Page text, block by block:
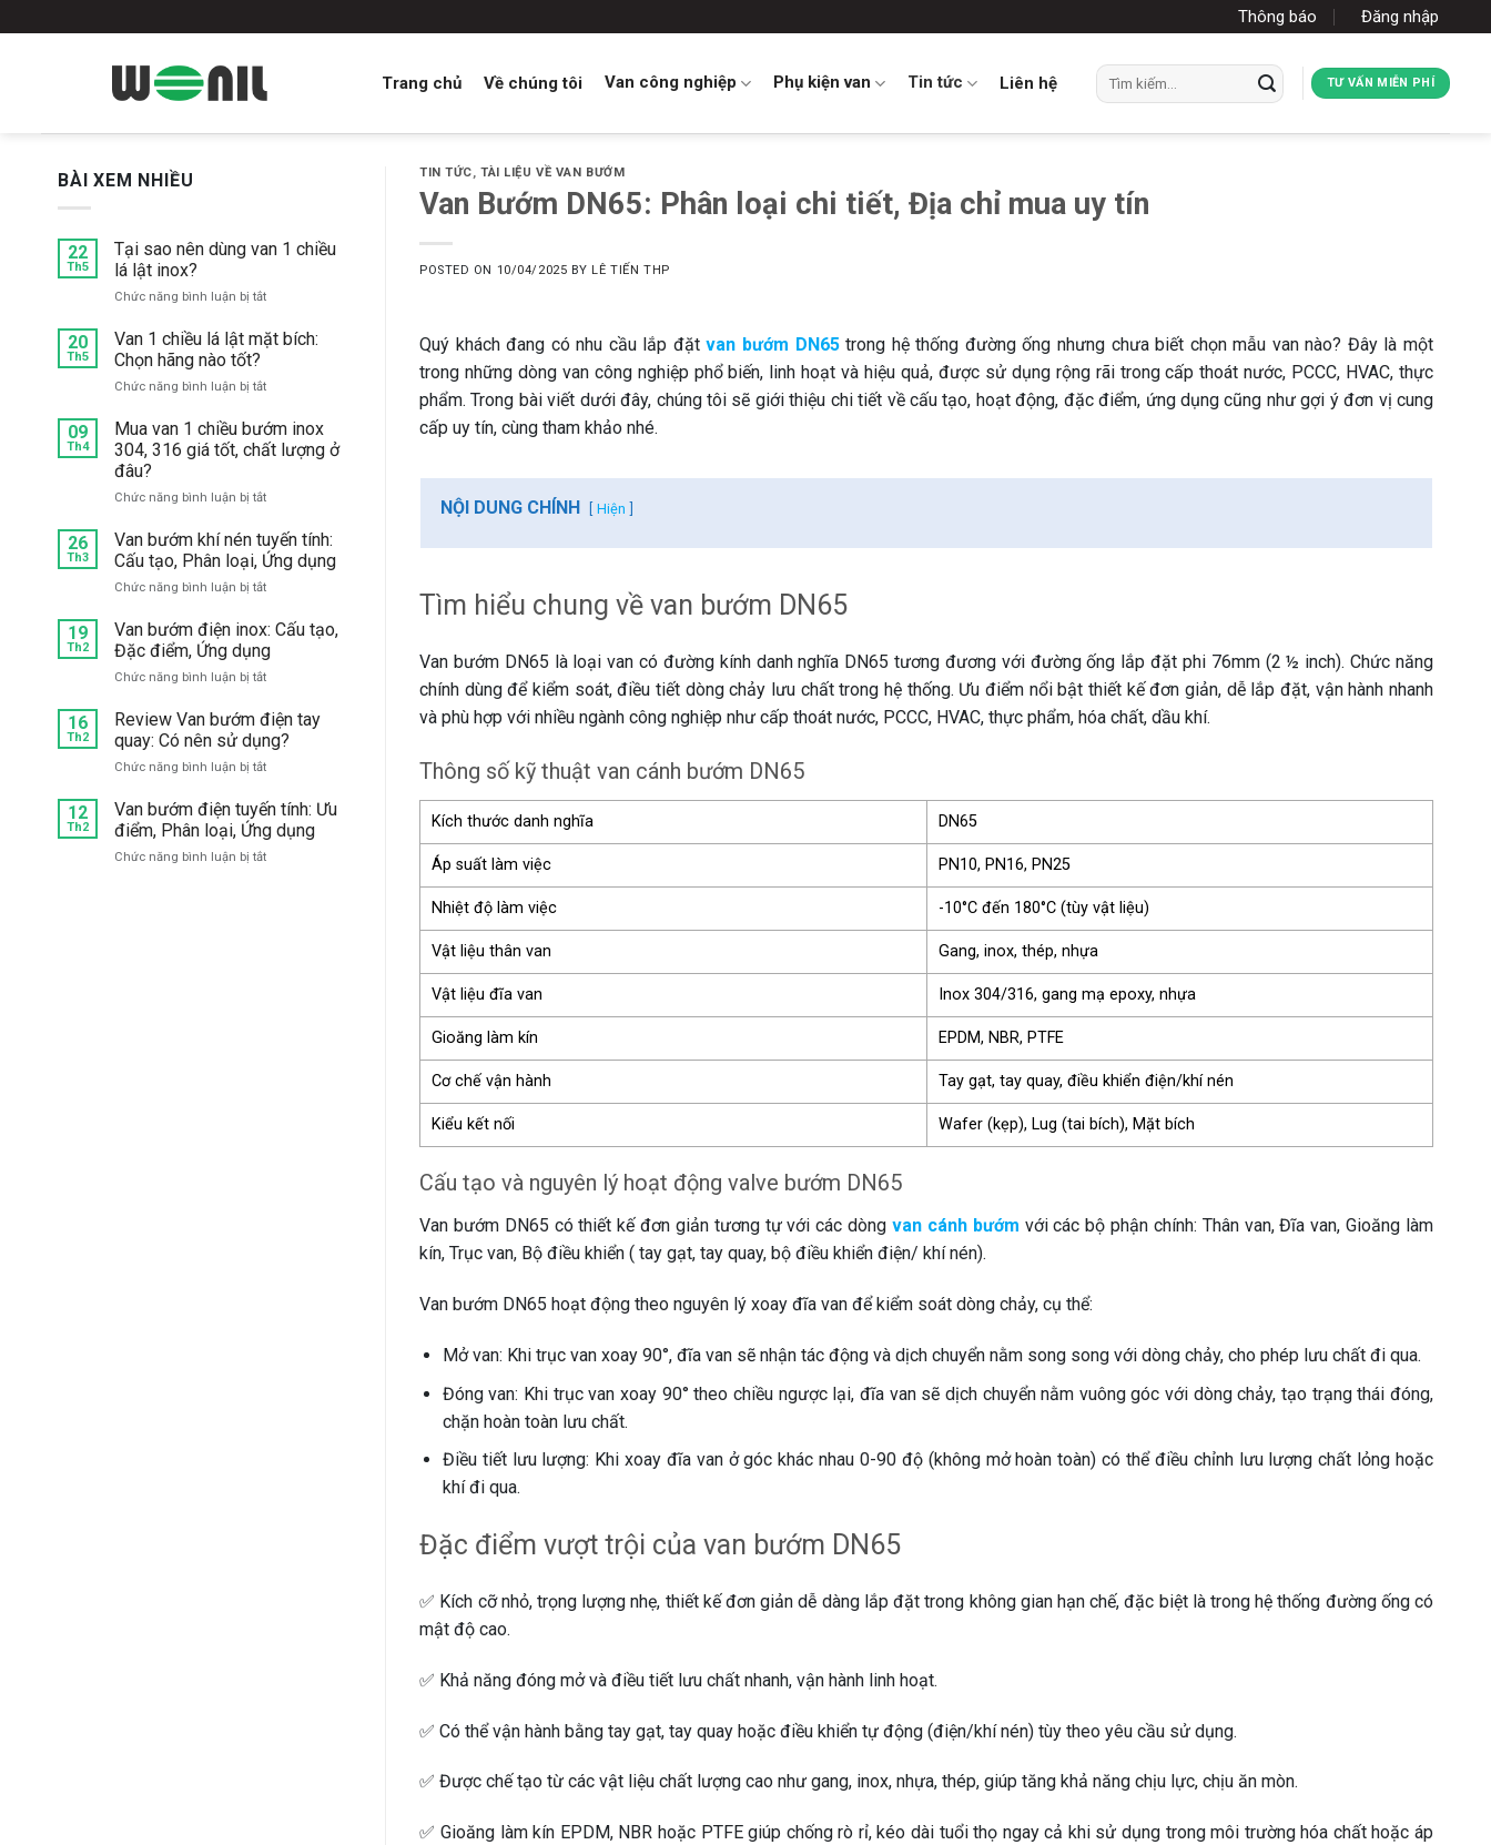
to
Thông báo Đăng nhập
Trang chủ Về chúng tôi Van công nghiệp Phụ kiện van Tin tức Liên hệ
Tìm
kiếm:
TƯ VẤN MIỄN PHÍ
BÀI XEM NHIỀU
22
Th5
Tại sao nên dùng van 1 chiều
lá lật inox?
Chức năng bình luận bị tắtở
sao
nên
van
chiều
lá
20
Th5
Van 1 chiều lá lật mặt bích:
Chọn hãng nào tốt?
Chức năng bình luận bị tắtở
1
chiều
lá
mặt
Chọn
hãng
nào
tốt?
09
Th4
Mua van 1 chiều bướm inox
304, 316 giá tốt, chất lượng ở
đâu?
Chức năng bình luận bị tắtở
van
1
chiều
bướm
304,
316
tốt,
lượng
ở
26
Th3
Van bướm khí nén tuyến tính:
Cấu tạo, Phân loại, Ứng dụng
Chức năng bình luận bị tắtở
bướm
nén
tuyến
Cấu
tạo,
loại,
dụng
19
Th2
Van bướm điện inox: Cấu tạo,
Đặc điểm, Ứng dụng
Chức năng bình luận bị tắtở
bướm
điện
inox:
Cấu
Đặc
điểm,
dụng
16
Th2
Review Van bướm điện tay
quay: Có nên sử dụng?
Chức năng bình luận bị tắtở
Van
bướm
điện
tay
12
Th2
Van bướm điện tuyến tính: Ưu
điểm, Phân loại, Ứng dụng
Chức năng bình luận bị tắtở
TIN TỨC,TÀI LIỆU VỀ VAN BƯỚM
Van Bướm DN65: Phân loại chi tiết, Địa chỉ mua uy tín
POSTED ON 10/04/2025 BY LÊ TIẾN THP
Quý khách đang có nhu cầu lắp đặtvan bướm DN65trong hệ thống đường ống nhưng chưa biết chọn mẫu van nào? Đây là một
trong những dòng van công nghiệp phổ biến, linh hoạt và hiệu quả, được sử dụng rộng rãi trong cấp thoát nước, PCCC, HVAC, thực
phẩm. Trong bài viết dưới đây, chúng tôi sẽ giới thiệu chi tiết về cấu tạo, hoạt động, đặc điểm, ứng dụng cũng như gợi ý đơn vị cung
cấp uy tín, cùng tham khảo nhé.
NỘI DUNG CHÍNH Hiện
Tìm hiểu chung về van bướm DN65
Van bướm DN65 là loại van có đường kính danh nghĩa DN65 tương đương với đường ống lắp đặt phi 76mm (2 ½ inch). Chức năng
chính dùng để kiểm soát, điều tiết dòng chảy lưu chất trong hệ thống. Ưu điểm nổi bật thiết kế đơn giản, dễ lắp đặt, vận hành nhanh
và phù hợp với nhiều ngành công nghiệp như cấp thoát nước, PCCC, HVAC, thực phẩm, hóa chất, dầu khí.
Thông số kỹ thuật van cánh bướm DN65
Kích thước danh nghĩa DN65
Áp suất làm việc PN10, PN16, PN25
Nhiệt độ làm việc -10°C đến 180°C (tùy vật liệu)
Vật liệu thân van Gang, inox, thép, nhựa
Vật liệu đĩa van Inox 304/316, gang mạ epoxy, nhựa
Gioăng làm kín EPDM, NBR, PTFE
Cơ chế vận hành Tay gạt, tay quay, điều khiển điện/khí nén
Kiểu kết nối Wafer (kẹp), Lug (tai bích), Mặt bích
Cấu tạo và nguyên lý hoạt động valve bướm DN65
Van bướm DN65 có thiết kế đơn giản tương tự với các dòng van cánh bướm với các bộ phận chính: Thân van, Đĩa van, Gioăng làm
kín, Trục van, Bộ điều khiển ( tay gạt, tay quay, bộ điều khiển điện/ khí nén).
Van bướm DN65 hoạt động theo nguyên lý xoay đĩa van để kiểm soát dòng chảy, cụ thể:
Mở van: Khi trục van xoay 90°, đĩa van sẽ nhận tác động và dịch chuyển nằm song song với dòng chảy, cho phép lưu chất đi qua.
Đóng van: Khi trục van xoay 90° theo chiều ngược lại, đĩa van sẽ dịch chuyển nằm vuông góc với dòng chảy, tạo trạng thái đóng,
chặn hoàn toàn lưu chất.
Điều tiết lưu lượng: Khi xoay đĩa van ở góc khác nhau 0-90 độ (không mở hoàn toàn) có thể điều chỉnh lưu lượng chất lỏng hoặc
khí đi qua.
Đặc điểm vượt trội của van bướm DN65
✅ Kích cỡ nhỏ, trọng lượng nhẹ, thiết kế đơn giản dễ dàng lắp đặt trong không gian hạn chế, đặc biệt là trong hệ thống đường ống có
mật độ cao.
✅ Khả năng đóng mở và điều tiết lưu chất nhanh, vận hành linh hoạt.
✅ Có thể vận hành bằng tay gạt, tay quay hoặc điều khiển tự động (điện/khí nén) tùy theo yêu cầu sử dụng.
✅ Được chế tạo từ các vật liệu chất lượng cao như gang, inox, nhựa, thép, giúp tăng khả năng chịu lực, chịu ăn mòn.
✅ Gioăng làm kín EPDM, NBR hoặc PTFE giúp chống rò rỉ, kéo dài tuổi thọ ngay cả khi sử dụng trong môi trường hóa chất hoặc áp